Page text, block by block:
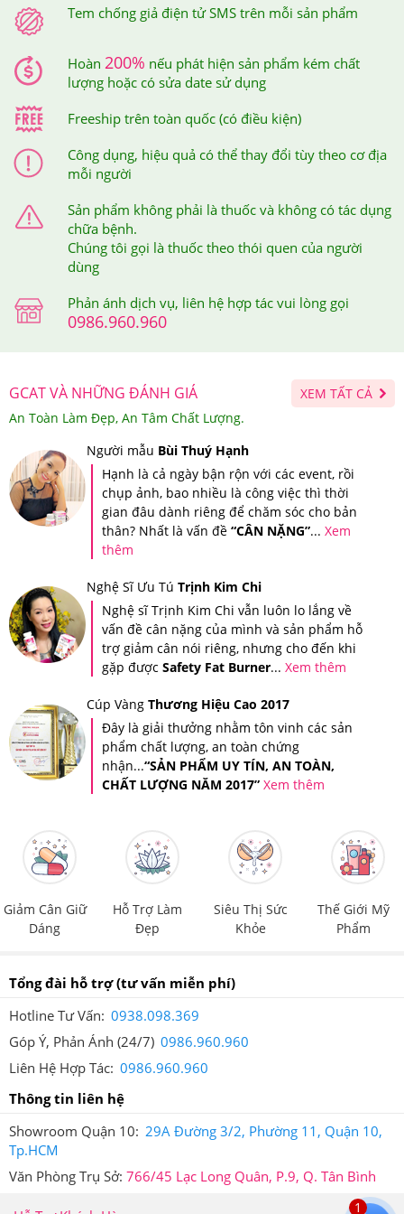
xác thực.
Sau khi bạn đã soạn tin nhắn mã số gửi đi thì tổng đài sẽ
gửi trả về cho bạn tin nhắn xác thực sản phẩm bạn vừa
mua tại Hệ thống Giảm Cân An Toàn.
Tin nhắn xác thực sản phẩm khi bạn mua hàng tại Hệ thống
Giảm Cân An Toàn
Ngoài ra, Hệ thống Giảm Cân An Toàn còn áp dụng tem
chống giả riêng của Hệ thống trên tất cả sản phẩm để
quý khách hàng có thể đảm bảo quyền lợi của người tiêu
dùng.
Tem chống giả của Giảm Cân An Toàn
6.Viên Uống Bổ Phổi Kobayashi Nhật Bản Hộp
Đãi Gì?
Viên Uống Bổ Phổi Kobayashi Nhật Bản Hộp 80 Viên
đang được bán kèm với rất nhiều quà tặng. Hãy liên hệ
ngay với Hệ Thống Giảm Cân An Toàn để cập nhật thông
Hiện Viên Uống Bổ Phổi Kobayashi Nhật Bản Hộp 80
Viên đang bán chạy tại hệ thống giamcanantoan.com.
Tem chống giả điện tử SMS trên mỗi sản phẩm
Hoàn 200% nếu phát hiện sản phẩm kém chất
lượng hoặc có sửa date sử dụng
Freeship trên toàn quốc (có điều kiện)
Công dụng, hiệu quả có thể thay đổi tùy theo cơ địa
mỗi người
Sản phẩm không phải là thuốc và không có tác dụng
chữa bệnh.
Chúng tôi gọi là thuốc theo thói quen của người
dùng
Phản ánh dịch vụ, liên hệ hợp tác vui lòng gọi
0986.960.960
GCAT VÀ NHỮNG ĐÁNH GIÁ
An Toàn Làm Đẹp, An Tâm Chất Lượng.
XEM TẤT CẢ
Người mẫu Bùi Thuý Hạnh
Hạnh là cả ngày bận rộn với các event, rồi
chụp ảnh, bao nhiều là công việc thì thời
gian đâu dành riêng để chăm sóc cho bản
thân? Nhất là vấn đề “CÂN NẶNG”... Xem
thêm
Nghệ Sĩ Ưu Tú Trịnh Kim Chi
Nghệ sĩ Trịnh Kim Chi vẫn luôn lo lắng về
vấn đề cân nặng của mình và sản phẩm hỗ
trợ giảm cân nói riêng, nhưng cho đến khi
gặp được Safety Fat Burner... Xem thêm
Cúp Vàng Thương Hiệu Cao 2017
Đây là giải thưởng nhằm tôn vinh các sản
phẩm chất lượng, an toàn chứng
nhận...“SẢN PHẨM UY TÍN, AN TOÀN,
CHẤT LƯỢNG NĂM 2017” Xem thêm
Giảm Cân Giữ
Dáng
Hỗ Trợ Làm
Đẹp
Siêu Thị Sức
Khỏe
Thế Giới Mỹ
Phẩm
Tổng đài hỗ trợ(tư vấn miễn phí)
Hotline Tư Vấn: 0938.098.369
Góp Ý, Phản Ánh (24/7) 0986.960.960
Liên Hệ Hợp Tác: 0986.960.960
Thông tin liên hệ
Showroom Quận 10: 29A Đường 3/2, Phường 11, Quận 10,
Tp.HCM
Văn Phòng Trụ Sở: 766/45 Lạc Long Quân, P.9, Q. Tân Bình
1